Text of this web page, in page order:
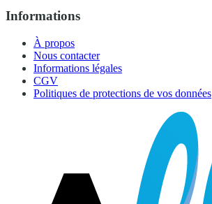
Informations
À propos
Nous contacter
Informations légales
CGV
Politiques de protections de vos données